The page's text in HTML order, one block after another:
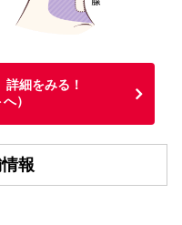
細をみる！
）
報